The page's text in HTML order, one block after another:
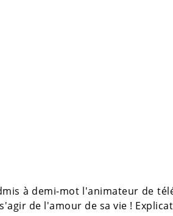
à demi-mot l'animateur de
de l'amour de sa vie !